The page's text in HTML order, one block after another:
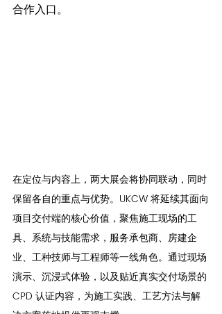
合作入口。
在定位与内容上，两大展会将协同联动，同时
保留各自的重点与优势。UKCW 将延续其面向
项目交付端的核心价值，聚焦施工现场的工
具、系统与技能需求，服务承包商、房建企
业、工种技师与工程师等一线角色。通过现场
演示、沉浸式体验，以及贴近真实交付场景的
CPD 认证内容，为施工实践、工艺方法与解